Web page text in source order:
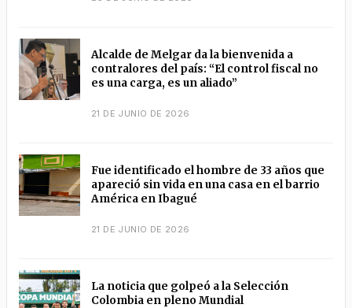
Alcalde de Melgar da la bienvenida a
contralores del país: “El control fiscal no
es una carga, es un aliado”
21 DE JUNIO DE 2026
Fue identificado el hombre de 33 años que
apareció sin vida en una casa en el barrio
América en Ibagué
21 DE JUNIO DE 2026
La noticia que golpeó a la Selección
Colombia en pleno Mundial